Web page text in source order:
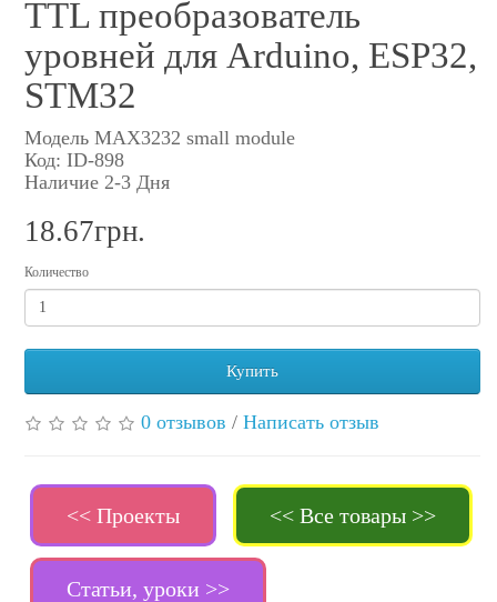
TTL преобразователь
уровней для Arduino, ESP32,
STM32
Модель MAX3232 small module
Код: ID-898
Наличие 2-3 Дня
18.67грн.
Количество
Купить
0 отзывов / Написать отзыв
<< Проекты << Все товары >>
Статьи, уроки >>